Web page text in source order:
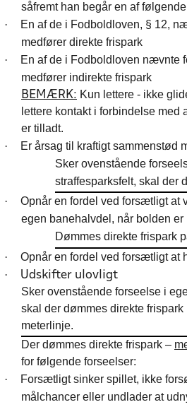
såfremt han begår en af
·
En af de i Fodboldloven, § 12,
medfører direkte frispark
·
En af de i Fodboldloven nævnte
medfører indirekte frispark
BEMÆRK: Kun lettere - ikke
lettere kontakt i forbindelse med
er tilladt.
·
Er årsag til kraftigt sammenstød
Sker ovenstående
straffesparksfelt, skal der
·
Opnår en fordel ved forsætligt at
egen banehalvdel, når bolden er
Dømmes direkte frispark
·
Opnår en fordel ved forsætligt at
·
Udskifter ulovligt
Sker ovenstående forseelse i
skal der dømmes direkte
meterlinje.
Der dømmes direkte frispark –
for følgende forseelser:
·
Forsætligt sinker spillet, ikke
målchancer eller undlader at